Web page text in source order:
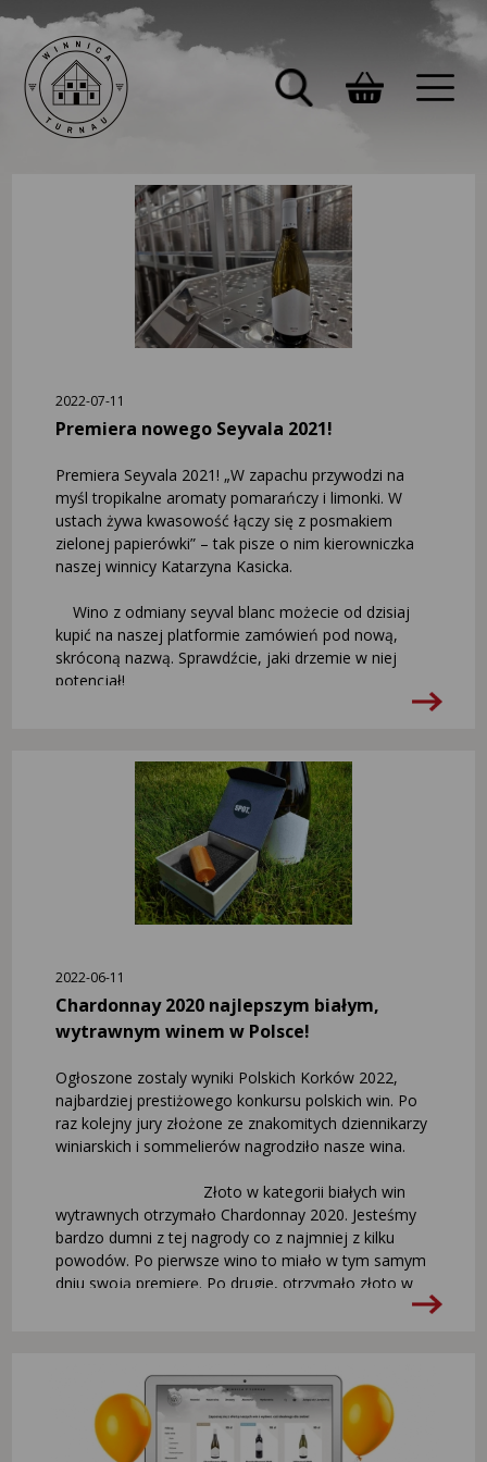
2022-07-11
Premiera nowego Seyvala 2021!
Premiera Seyvala 2021! „W zapachu przywodzi na
myśl tropikalne aromaty pomarańczy i limonki. W
ustach żywa kwasowość łączy się z posmakiem
zielonej papierówki” – tak pisze o nim kierowniczka
naszej winnicy Katarzyna Kasicka.
Wino z odmiany seyval blanc możecie od dzisiaj
kupić na naszej platformie zamówień pod nową,
skróconą nazwą. Sprawdźcie, jaki drzemie w niej
potencjał!
2022-06-11
Chardonnay 2020 najlepszym białym,
wytrawnym winem w Polsce!
Ogłoszone zostaly wyniki Polskich Korków 2022,
najbardziej prestiżowego konkursu polskich win. Po
raz kolejny jury złożone ze znakomitych dziennikarzy
winiarskich i sommelierów nagrodziło nasze wina.
Złoto w kategorii białych win
wytrawnych otrzymało Chardonnay 2020. Jesteśmy
bardzo dumni z tej nagrody co z najmniej z kilku
powodów. Po pierwsze wino to miało w tym samym
dniu swoją premierę. Po drugie, otrzymało złoto w
najbardziej obleganej kategorii – konkurencja liczyła
że mnóstwo pracy, jaką włożyliśmy w jego
tworzenie, ma sens. Złoto wywalczył także nasz
Johanniter 2021, który okazał się najlepszy w
kategorii białych win z podwyższonym cukrem